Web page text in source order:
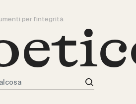
per l'integrità